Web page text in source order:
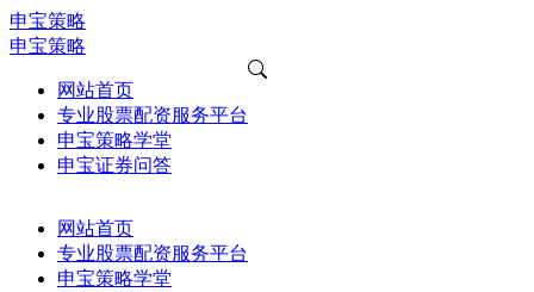
申宝策略
申宝策略
网站首页
专业股票配资服务平台
申宝策略学堂
申宝证券问答
网站首页
专业股票配资服务平台
申宝策略学堂